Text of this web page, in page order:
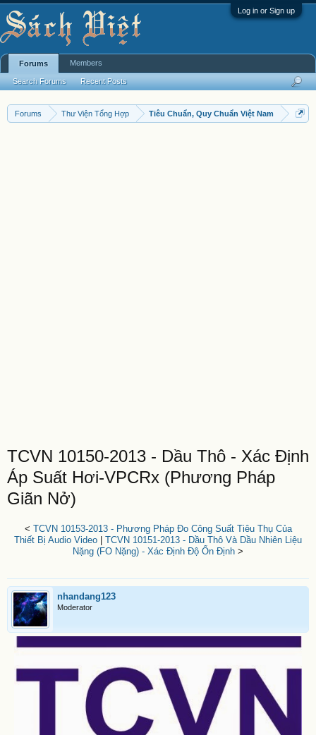
Log in or Sign up
Forums Thư Viện Tổng Hợp Tiêu Chuẩn, Quy Chuẩn Việt Nam
TCVN 10150-2013 - Dầu Thô - Xác Định
Áp Suất Hơi-VPCRx (Phương Pháp
Giãn Nở)
< TCVN 10153-2013 - Phương Pháp Đo Công Suất Tiêu Thụ Của
Thiết Bị Audio Video
TCVN 10151-2013 - Dầu Thô Và Dầu Nhiên Liệu
Nặng (FO Nặng) - Xác Định Độ Ổn Định >
nhandang123
Moderator
Forums
Search Forums Recent Posts
Members